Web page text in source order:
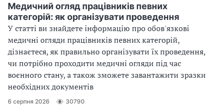
Медичний огляд працівників певних
категорій: як організувати проведення
У статті ви знайдете інформацію про обов'язкові
медичні огляди працівників певних категорій,
дізнаєтеся, як правильно організувати їх проведення,
чи потрібно проходити медичні огляди під час
воєнного стану, а також зможете завантажити зразки
необхідних документів
6 серпня 2026 30790